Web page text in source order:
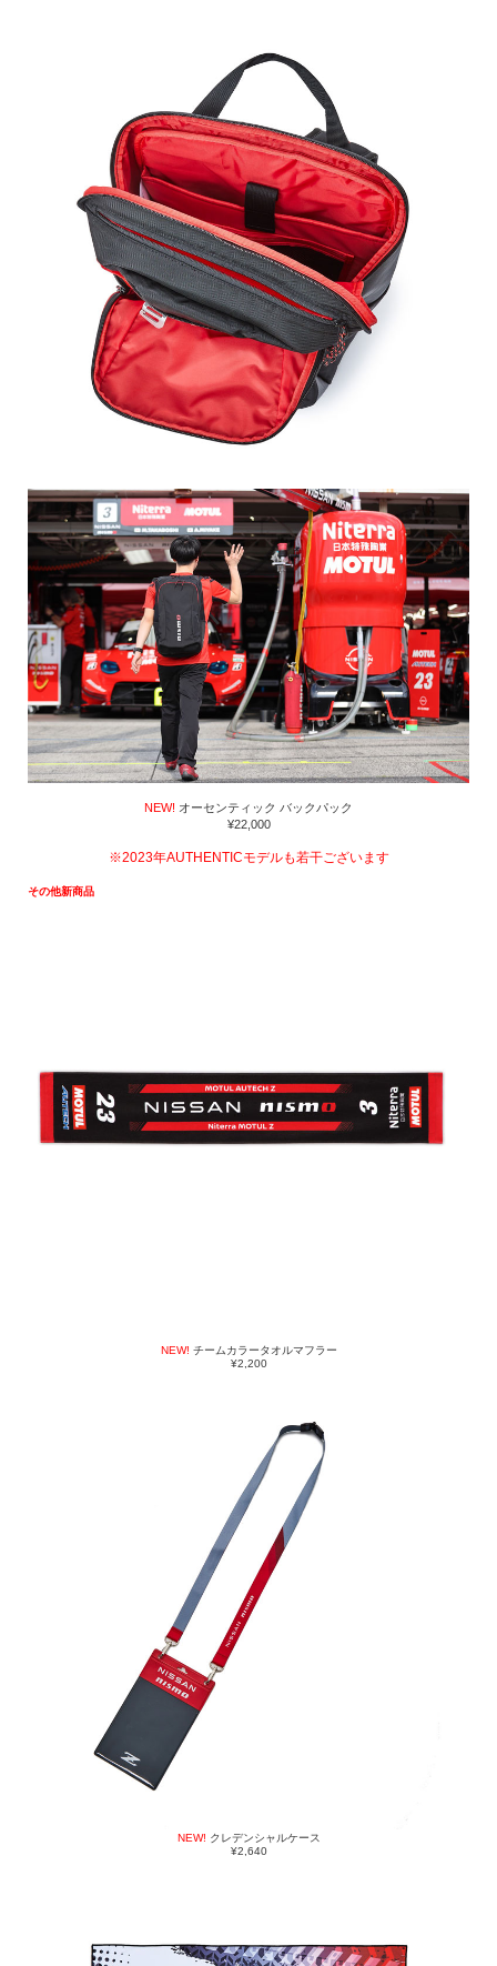
NEW! オーセンティック バックパック
¥22,000
※2023年AUTHENTICモデルも若干ございます
その他新商品
NEW! チームカラータオルマフラー
¥2,200
NEW! クレデンシャルケース
¥2,640